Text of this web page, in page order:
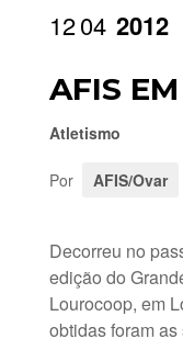
1204 2012
AFIS
Atletismo
Por AFIS/Ovar
Decorreu no
edição do
Lourocoop, em
obtidas foram